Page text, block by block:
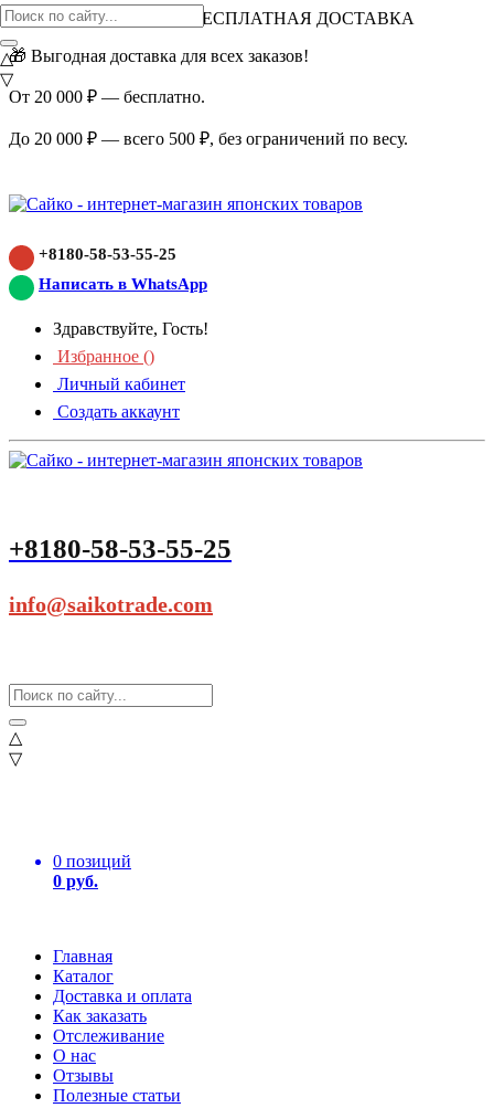
ВНИМАНИЕ АКЦИЯ!
БЕСПЛАТНАЯ ДОСТАВКА
🎁 Выгодная доставка для всех заказов!
От 20 000 ₽ — бесплатно.
До 20 000 ₽ — всего 500 ₽, без ограничений по весу.
+8180-58-53-55-25
Написать в WhatsApp
Здравствуйте, Гость!
Избранное ()
Личный кабинет
Создать аккаунт
+8180-58-53-55-25
info@saikotrade.com
△
▽
0 позиций
0 руб.
Главная
Каталог
Доставка и оплата
Как заказать
Отслеживание
О нас
Отзывы
Полезные статьи
△
▽